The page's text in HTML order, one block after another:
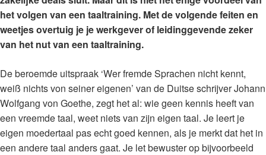
het volgen van een taaltraining. Met de volgende feiten en
weetjes overtuig je je werkgever of leidinggevende zeker
van het nut van een taaltraining.
De beroemde uitspraak ‘Wer fremde Sprachen nicht kennt,
weiß nichts von seiner eigenen’ van de Duitse schrijver Johann
Wolfgang von Goethe, zegt het al: wie geen kennis heeft van
een vreemde taal, weet niets van zijn eigen taal. Je leert je
eigen moedertaal pas echt goed kennen, als je merkt dat het in
een andere taal anders gaat. Je let bewuster op bijvoorbeeld